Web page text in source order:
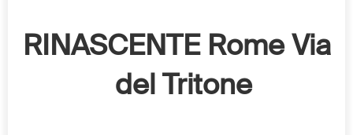
RINASCENTE Rome Via
del Tritone